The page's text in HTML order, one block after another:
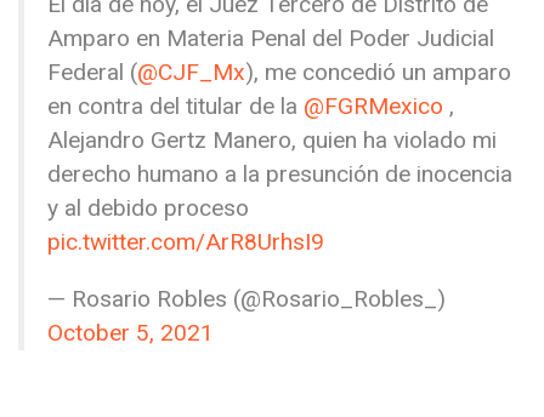
Amparo en Materia Penal del Poder Judicial
Federal (@CJF_Mx), me concedió un amparo
en contra del titular de la @FGRMexico ,
Alejandro Gertz Manero, quien ha violado mi
derecho humano a la presunción de inocencia
y al debido proceso
pic.twitter.com/ArR8UrhsI9
— Rosario Robles (@Rosario_Robles_)
October 5, 2021